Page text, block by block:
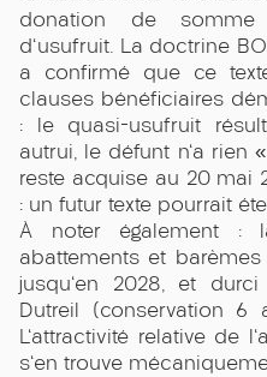
donation de somme
d'usufruit. La doctrine
a confirmé que ce
clauses bénéficiaires
: le quasi-usufruit
autrui, le défunt n'a rien
reste acquise au 20 mai
: un futur texte pourrait
À noter également
abattements et
jusqu'en 2028, et
Dutreil (conservation 6
L'attractivité relative de
s'en trouve